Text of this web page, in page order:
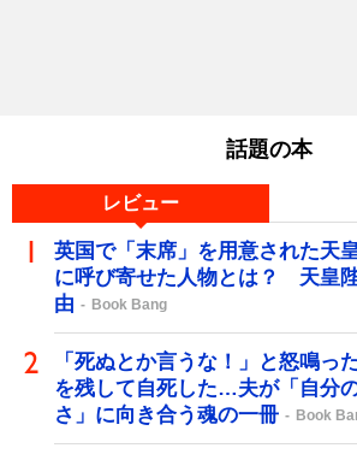
話題の本
レビュー
英国で「末席」を用意された天
に呼び寄せた人物とは？ 天皇
由
Book Bang
「死ぬとか言うな！」と怒鳴っ
を残して自死した…夫が「自分
さ」に向き合う魂の一冊
Book